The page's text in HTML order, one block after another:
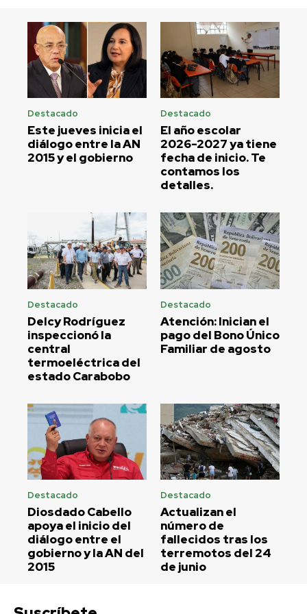
Destacado
Este jueves inicia el
diálogo entre la AN
2015 y el gobierno
Destacado
El año escolar
2026-2027 ya tiene
fecha de inicio. Te
contamos los
detalles.
Destacado
Delcy Rodríguez
inspeccionó la
central
termoeléctrica del
estado Carabobo
Destacado
Atención: Inician el
pago del Bono Único
Familiar de agosto
Destacado
Diosdado Cabello
apoya el inicio del
diálogo entre el
gobierno y la AN del
2015
Destacado
Actualizan el
número de
fallecidos tras los
terremotos del 24
de junio